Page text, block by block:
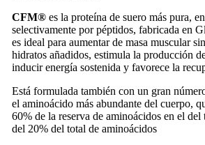
CFM®es la proteína de suero más pura,
selectivamente por péptidos, fabricada en
es ideal para aumentar de masa muscular
hidratos añadidos, estimula la producción
inducir energía sostenida y favorece la
Está formulada también con un gran
el aminoácido más abundante del cuerpo,
60% de la reserva de aminoácidos en el
del 20% del total de aminoácidos